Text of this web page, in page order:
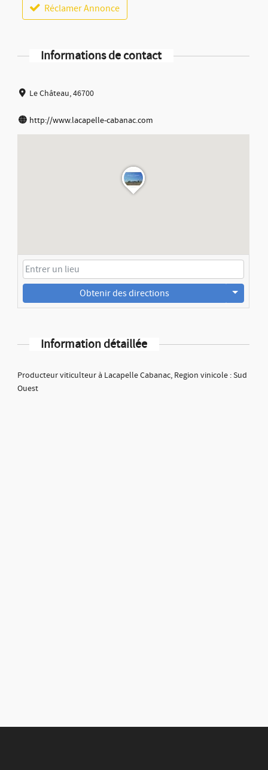
Réclamer Annonce
Informations de contact
Le Château, 46700
http://www.lacapelle-cabanac.com
Obtenir des directions
Information détaillée
Producteur viticulteur à Lacapelle Cabanac, Region vinicole : Sud
Ouest